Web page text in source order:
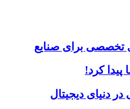
تخصصی برای صنایع
کرد!
دنیای دیجیتال